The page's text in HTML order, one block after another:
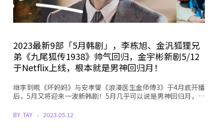
2023最新9部「5月韩剧」，李栋旭、金汎狐狸兄
弟《九尾狐传1938》帅气回归，金宇彬新剧5/12
于Netflix上线，根本就是男神回归月！
继李到晛《坏妈妈》与安孝燮《浪漫医生金师傅3》于4月底开播
后，5月又将迎来一波新韩剧！5月几乎可以说是男神回归月，…
BY TAY 2023.05.12